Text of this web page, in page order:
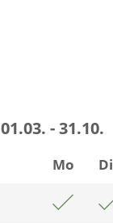
01.03. - 31.10.
Mo Di